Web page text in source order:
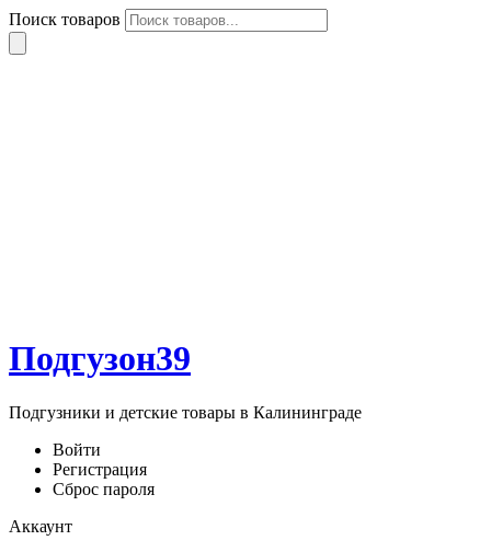
Поиск товаров
Подгузон39
Подгузники и детские товары в Калининграде
Войти
Регистрация
Сброс пароля
Аккаунт